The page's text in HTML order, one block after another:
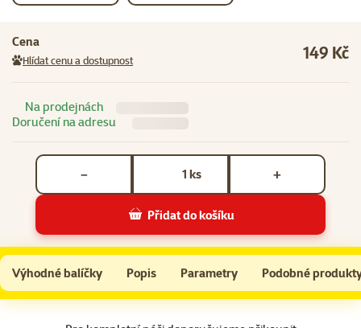
Cena
Hlídat cenu a dostupnost 149 Kč
Na prodejnách
Doručení na adresu
ks
− +
Přidat do košíku
Tyčinky Versele-Laga Prestige velký papoušek s mangem a šípkem 140g 2ks
Do košíku
Výhodné balíčky Popis Parametry Podobné
Na začátek stránky